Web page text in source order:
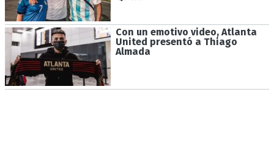
Con un emotivo video, Atlanta
United presentó a Thiago
Almada